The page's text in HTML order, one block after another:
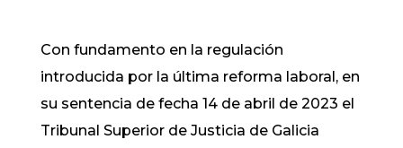
Con fundamento en la regulación
introducida por la última reforma laboral, en
su sentencia de fecha 14 de abril de 2023 el
Tribunal Superior de Justicia de Galicia